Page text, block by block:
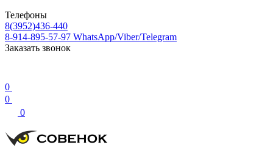
Телефоны
8(3952)436-440
8-914-895-57-97 WhatsApp/Viber/Telegram
Заказать звонок
0
0
0